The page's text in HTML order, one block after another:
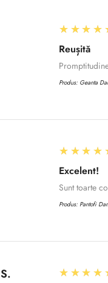
5
Reușită
Produs: Geanta
5
Excelent!
Sunt toarte
Produs: Pantofi
5